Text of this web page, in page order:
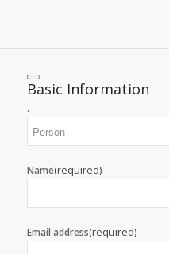
Basic Information
.
Name(required)
Email address(required)